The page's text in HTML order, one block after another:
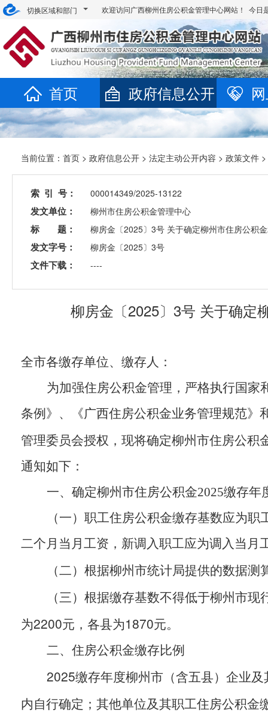
切换区域和部门 欢迎访问广西柳州住房公积金管理中心网站！ 今日
首页 政府信息公开
当前位置： 首页 > 政府信息公开 > 法定主动公开内容 > 政策文件
索 引 号： 000014349/2025-13122
发文单位： 柳州市住房公积金管理中心
标 题： 柳房金〔2025〕3号 关于确定柳州市住房公积
发文字号： 柳房金〔2025〕3号
文件下载： ----
柳房金〔2025〕3号 关于确定
全市各缴存单位、缴存人：
为加强住房公积金管理，严格执行国家
条例》、《广西住房公积金业务管理规范》
管理委员会授权，现将确定柳州市住房公积
通知如下：
一、确定柳州市住房公积金2025缴存年
（一）职工住房公积金缴存基数应为
二个月当月工资，新调入职工应为调入当月
（二）根据柳州市统计局提供的数据
（三）根据缴存基数不得低于柳州市
为2200元，各县为1870元。
二、住房公积金缴存比例
2025缴存年度柳州市（含五县）企业
内自行确定；其他单位及其职工住房公积金